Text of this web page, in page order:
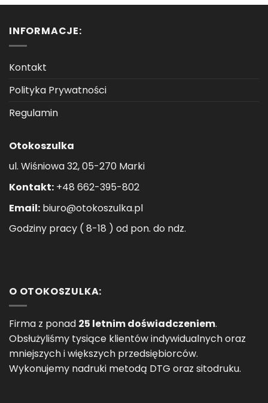
INFORMACJE:
Kontakt
Polityka Prywatności
Regulamin
Otokoszulka
ul. Wiśniowa 32, 05-270 Marki
Kontakt: +48 662-395-802
Email: biuro@otokoszulka.pl
Godziny pracy ( 8-18 ) od pon. do ndz.
O OTOKOSZULKA:
Firma z ponad 25 letnim doświadczeniem.
Obsłużyliśmy tysiące klientów indywidualnych oraz
mniejszych i większych przedsiębiorców.
Wykonujemy nadruki metodą DTG oraz sitodruku.